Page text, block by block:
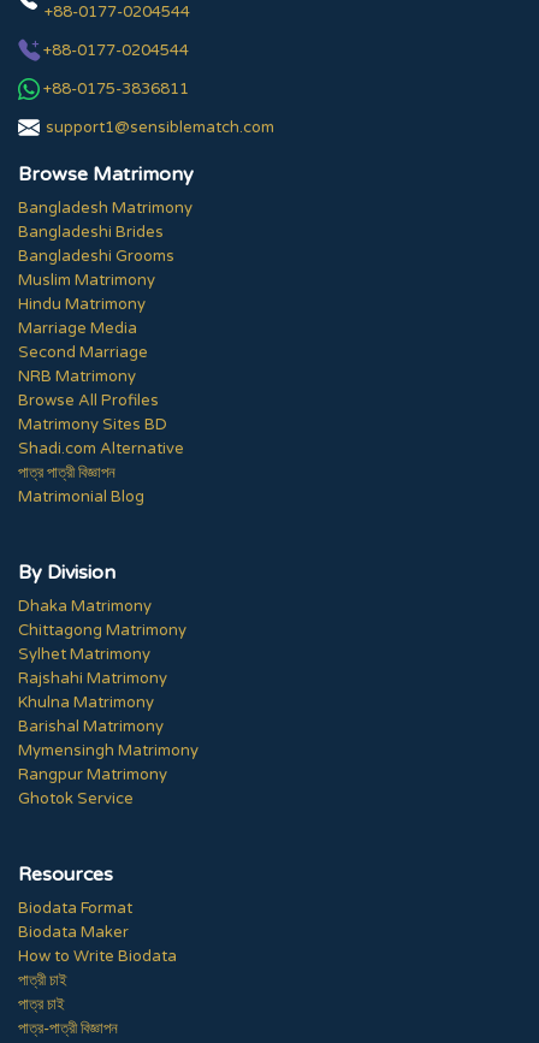
+88-0177-0204544
+88-0177-0204544
+88-0175-3836811
support1@sensiblematch.com
Browse Matrimony
Bangladesh Matrimony
Bangladeshi Brides
Bangladeshi Grooms
Muslim Matrimony
Hindu Matrimony
Marriage Media
Second Marriage
NRB Matrimony
Browse All Profiles
Matrimony Sites BD
Shadi.com Alternative
পাত্র পাত্রী বিজ্ঞাপন
Matrimonial Blog
By Division
Dhaka Matrimony
Chittagong Matrimony
Sylhet Matrimony
Rajshahi Matrimony
Khulna Matrimony
Barishal Matrimony
Mymensingh Matrimony
Rangpur Matrimony
Ghotok Service
Resources
Biodata Format
Biodata Maker
How to Write Biodata
পাত্রী চাই
পাত্র চাই
পাত্র-পাত্রী বিজ্ঞাপন